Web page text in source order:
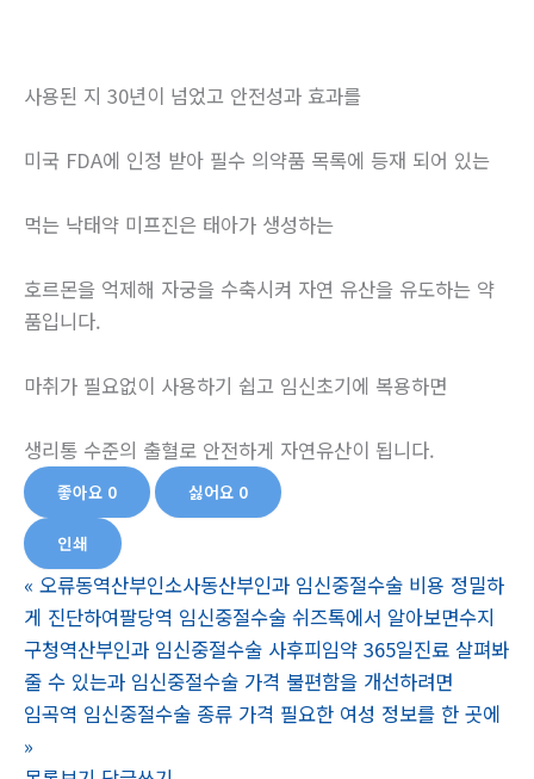
사용된 지 30년이 넘었고 안전성과 효과를
미국 FDA에 인정 받아 필수 의약품 목록에 등재 되어 있는
먹는 낙태약 미프진은 태아가 생성하는
호르몬을 억제해 자궁을 수축시켜 자연 유산을 유도하는 약
품입니다.
마취가 필요없이 사용하기 쉽고 임신초기에 복용하면
생리통 수준의 출혈로 안전하게 자연유산이 됩니다.
좋아요 0 싫어요 0
인쇄
« 오류동역산부인소사동산부인과 임신중절수술 비용 정밀하
게 진단하여팔당역 임신중절수술 쉬즈톡에서 알아보면수지
구청역산부인과 임신중절수술 사후피임약 365일진료 살펴봐
줄 수 있는과 임신중절수술 가격 불편함을 개선하려면
임곡역 임신중절수술 종류 가격 필요한 여성 정보를 한 곳에
»